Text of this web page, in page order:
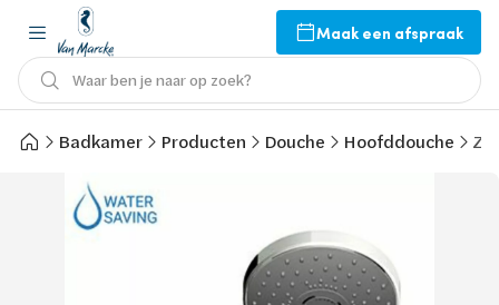
Maak een afspraak
Waar ben je naar op zoek?
Badkamer Producten Douche Hoofddouche